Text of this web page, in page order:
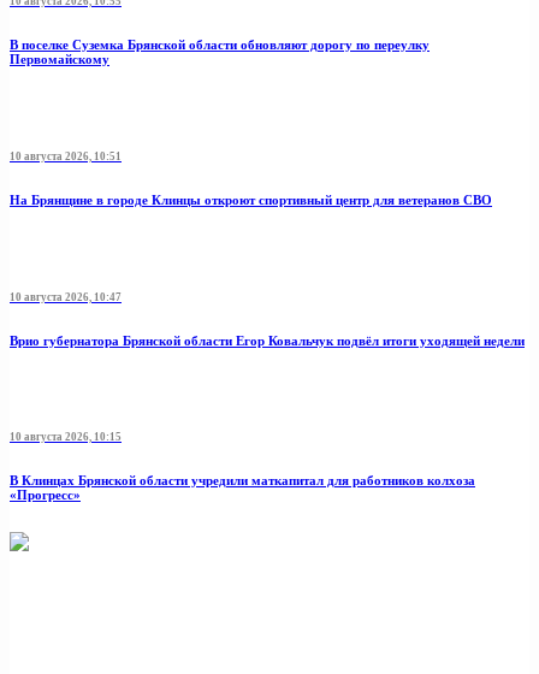
В поселке Суземка Брянской области обновляют дорогу по переулку
Первомайскому
10 августа 2026, 10:51
На Брянщине в городе Клинцы откроют спортивный центр для ветеранов СВО
10 августа 2026, 10:47
Врио губернатора Брянской области Егор Ковальчук подвёл итоги уходящей недели
10 августа 2026, 10:15
В Клинцах Брянской области учредили маткапитал для работников колхоза
«Прогресс»